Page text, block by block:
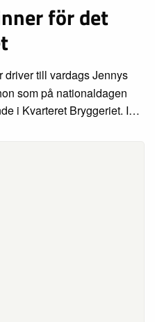
för det
driver till vardags Jennys
som på nationaldagen
i Kvarteret Bryggeriet. I…